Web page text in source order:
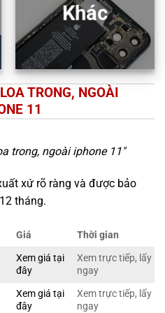
Khác
TRONG, NGOÀI
11
trong, ngoài iphone 11"
xứ rõ ràng và được bảo
tháng.
Giá Thời gian
Xem giá tại
đây
Xem trực tiếp, lấy
ngay
Xem giá tại
đây
Xem trực tiếp, lấy
ngay